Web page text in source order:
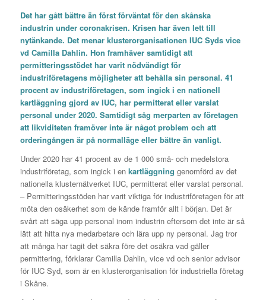
Det har gått bättre än först förväntat för den skånska
industrin under coronakrisen. Krisen har även lett till
nytänkande. Det menar klusterorganisationen IUC Syds vice
vd Camilla Dahlin. Hon framhäver samtidigt att
permitteringsstödet har varit nödvändigt för
industriföretagens möjligheter att behålla sin personal. 41
procent av industriföretagen, som ingick i en nationell
kartläggning gjord av IUC, har permitterat eller varslat
personal under 2020. Samtidigt såg merparten av företagen
att likviditeten framöver inte är något problem och att
orderingången är på normalläge eller bättre än vanligt.
Under 2020 har 41 procent av de 1 000 små- och medelstora
industriföretag, som ingick i en kartläggning genomförd av det
nationella klusternätverket IUC, permitterat eller varslat personal.
– Permitteringsstöden har varit viktiga för industriföretagen för att
möta den osäkerhet som de kände framför allt i början. Det är
svårt att säga upp personal inom industrin eftersom det inte är så
lätt att hitta nya medarbetare och lära upp ny personal. Jag tror
att många har tagit det säkra före det osäkra vad gäller
permittering, förklarar Camilla Dahlin, vice vd och senior advisor
för IUC Syd, som är en klusterorganisation för industriella företag
i Skåne.